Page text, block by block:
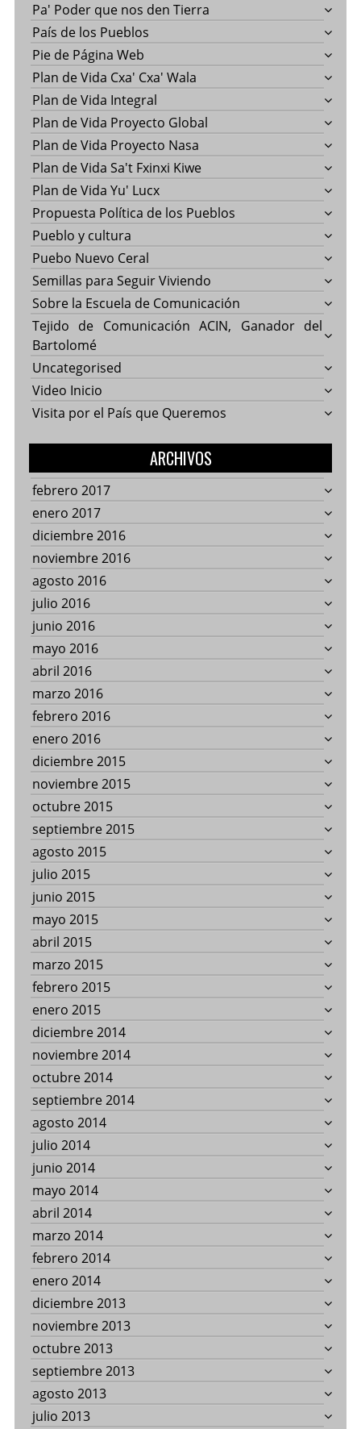
Pa' Poder que nos den Tierra
País de los Pueblos
Pie de Página Web
Plan de Vida Cxa' Cxa' Wala
Plan de Vida Integral
Plan de Vida Proyecto Global
Plan de Vida Proyecto Nasa
Plan de Vida Sa't Fxinxi Kiwe
Plan de Vida Yu' Lucx
Propuesta Política de los Pueblos
Pueblo y cultura
Puebo Nuevo Ceral
Semillas para Seguir Viviendo
Sobre la Escuela de Comunicación
Tejido de Comunicación ACIN, Ganador del
Bartolomé
Uncategorised
Video Inicio
Visita por el País que Queremos
ARCHIVOS
febrero 2017
enero 2017
diciembre 2016
noviembre 2016
agosto 2016
julio 2016
junio 2016
mayo 2016
abril 2016
marzo 2016
febrero 2016
enero 2016
diciembre 2015
noviembre 2015
octubre 2015
septiembre 2015
agosto 2015
julio 2015
junio 2015
mayo 2015
abril 2015
marzo 2015
febrero 2015
enero 2015
diciembre 2014
noviembre 2014
octubre 2014
septiembre 2014
agosto 2014
julio 2014
junio 2014
mayo 2014
abril 2014
marzo 2014
febrero 2014
enero 2014
diciembre 2013
noviembre 2013
octubre 2013
septiembre 2013
agosto 2013
julio 2013